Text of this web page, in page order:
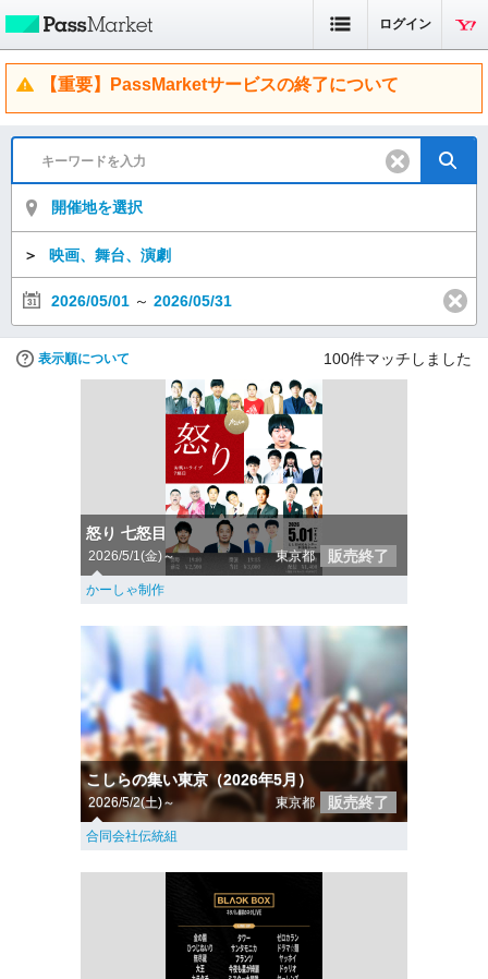
ログイン
【重要】PassMarketサービスの終了について
開催地を選択
＞ 映画、舞台、演劇
2026/05/01 ～ 2026/05/31
表示順について 100件マッチしました
怒り 七怒目
2026/5/1(金)～ 東京都 販売終了
かーしゃ制作
こしらの集い東京（2026年5月）
2026/5/2(土)～ 東京都 販売終了
合同会社伝統組